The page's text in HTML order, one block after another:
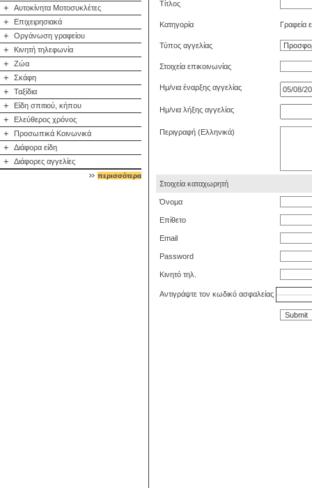
+ Αυτοκίνητα Μοτοσυκλέτες
+ Επιχειρησιακά
+ Οργάνωση γραφείου
+ Κινητή τηλεφωνία
+ Ζώα
+ Σκάφη
+ Ταξίδια
+ Είδη σπιτιού, κήπου
+ Ελεύθερος χρόνος
+ Προσωπικά Κοινωνικά
+ Διάφορα είδη
+ Διάφορες αγγελίες
περισσότερα
Τίτλος
Κατηγορία Γραφεία
Τύπος αγγελίας
Στοιχεία επικοινωνίας
Ημ/νια έναρξης αγγελίας
Ημ/νια λήξης αγγελίας
Περιγραφή (Ελληνικά)
Στοιχεία καταχωρητή
Όνομα
Επίθετο
Email
Password
Kινητό τηλ.
Αντιγράψτε τον κωδικό ασφαλείας